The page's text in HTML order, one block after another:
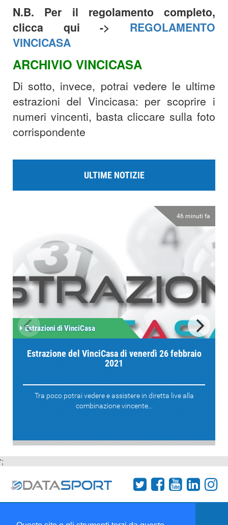
N.B. Per il regolamento completo,
clicca qui -> REGOLAMENTO
VINCICASA
ARCHIVIO VINCICASA
Di sotto, invece, potrai vedere le ultime
estrazioni del Vincicasa: per scoprire i
numeri vincenti, basta cliccare sulla foto
corrispondente
ULTIME NOTIZIE
46 minuti fa
Estrazioni di VinciCasa
Estrazione del VinciCasa di venerdì 26 febbraio
2021
Tra poco potrai vedere e assistere in diretta live alla
combinazione vincente...
';